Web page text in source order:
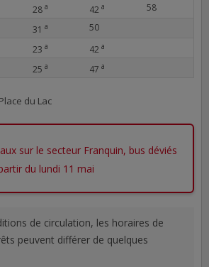
28 a 42 a
58
31 a
50
23 a 42 a
25 a 47 a
du Lac
sur le secteur Franquin, bus déviés
du lundi 11 mai
de circulation, les horaires de
peuvent différer de quelques